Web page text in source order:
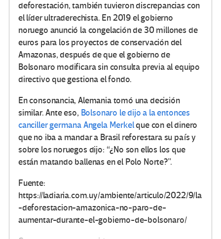
deforestación, también tuvieron discrepancias con
el líder ultraderechista. En 2019 el gobierno
noruego anunció la congelación de 30 millones de
euros para los proyectos de conservación del
Amazonas, después de que el gobierno de
Bolsonaro modificara sin consulta previa al equipo
directivo que gestiona el fondo.
En consonancia, Alemania tomó una decisión
similar. Ante eso, Bolsonaro le dijo a la entonces
canciller germana Angela Merkelque con el dinero
que no iba a mandar a Brasil reforestara su país y
sobre los noruegos dijo: “¿No son ellos los que
están matando ballenas en el Polo Norte?”.
Fuente:
https://ladiaria.com.uy/ambiente/articulo/2022/9/la
-deforestacion-amazonica-no-paro-de-
aumentar-durante-el-gobierno-de-bolsonaro/